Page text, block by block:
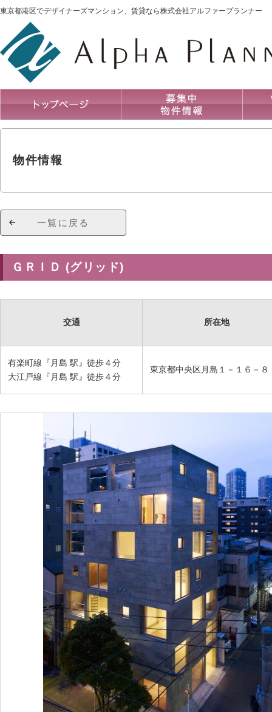
東京都港区でデザイナーズマンション、賃貸なら株式会社アルファープランナー
物件情報
一覧に戻る
ＧＲＩＤ (グリッド)
交通 所在地
有楽町線『月島 駅』徒歩４分
大江戸線『月島 駅』徒歩４分
東京都中央区月島１－１６－８